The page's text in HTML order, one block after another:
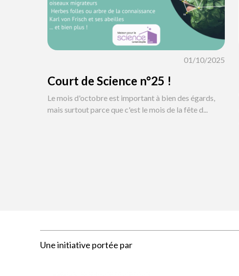
01/10/2025
Court de Science n°25 !
Le mois d'octobre est important à bien des égards,
mais surtout parce que c'est le mois de la fête d...
Une initiative portée par